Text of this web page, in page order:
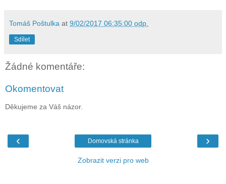
Tomáš Poštulka at 9/02/2017 06:35:00 odp.
Sdílet
Žádné komentáře:
Okomentovat
Děkujeme za Váš názor.
‹ ›
Domovská stránka
Zobrazit verzi pro web